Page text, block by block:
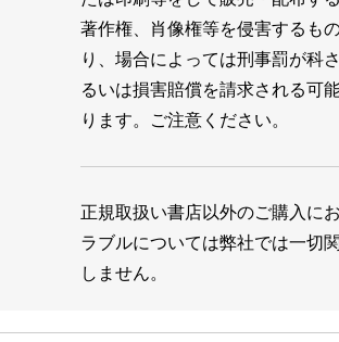
著作権、肖像権等を侵害するも
り、場合によっては刑事罰が科
るいは損害賠償を請求される可
ります。ご注意ください。
正規取扱い書店以外のご購入に
ラブルについては弊社では一切
しません。